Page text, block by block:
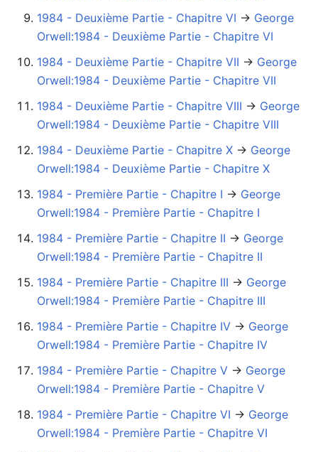
1984 - Deuxième Partie - Chapitre VI →‎ George
Orwell:1984 - Deuxième Partie - Chapitre VI
1984 - Deuxième Partie - Chapitre VII →‎ George
Orwell:1984 - Deuxième Partie - Chapitre VII
1984 - Deuxième Partie - Chapitre VIII →‎ George
Orwell:1984 - Deuxième Partie - Chapitre VIII
1984 - Deuxième Partie - Chapitre X →‎ George
Orwell:1984 - Deuxième Partie - Chapitre X
1984 - Première Partie - Chapitre I →‎ George
Orwell:1984 - Première Partie - Chapitre I
1984 - Première Partie - Chapitre II →‎ George
Orwell:1984 - Première Partie - Chapitre II
1984 - Première Partie - Chapitre III →‎ George
Orwell:1984 - Première Partie - Chapitre III
1984 - Première Partie - Chapitre IV →‎ George
Orwell:1984 - Première Partie - Chapitre IV
1984 - Première Partie - Chapitre V →‎ George
Orwell:1984 - Première Partie - Chapitre V
1984 - Première Partie - Chapitre VI →‎ George
Orwell:1984 - Première Partie - Chapitre VI